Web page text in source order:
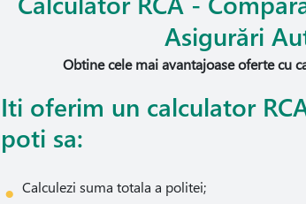
Asigurări
Obtine cele mai avantajoase oferte cu
Iti oferim un calculator
poti sa:
Calculezi suma totala a politei;